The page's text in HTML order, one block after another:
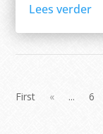
Lees verder
First
« ... 6